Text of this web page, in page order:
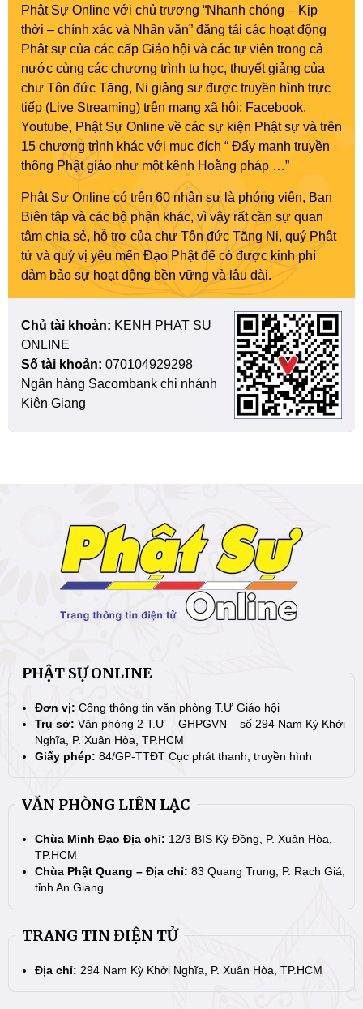
Phật Sự Online với chủ trương “Nhanh chóng – Kịp
thời – chính xác và Nhân văn” đăng tải các hoạt động
Phật sự của các cấp Giáo hội và các tự viện trong cả
nước cùng các chương trình tu học, thuyết giảng của
chư Tôn đức Tăng, Ni giảng sư được truyền hình trực
tiếp (Live Streaming) trên mạng xã hội: Facebook,
Youtube, Phật Sự Online về các sự kiện Phật sự và trên
15 chương trình khác với mục đích “ Đẩy mạnh truyền
thông Phật giáo như một kênh Hoằng pháp …”
Phật Sự Online có trên 60 nhân sự là phóng viên, Ban
Biên tập và các bộ phận khác, vì vậy rất cần sự quan
tâm chia sẻ, hỗ trợ của chư Tôn đức Tăng Ni, quý Phật
tử và quý vị yêu mến Đạo Phật để có được kinh phí
đảm bảo sự hoạt động bền vững và lâu dài.
Chủ tài khoản: KENH PHAT SU
ONLINE
Số tài khoản: 070104929298
Ngân hàng Sacombank chi nhánh
Kiên Giang
PHẬT SỰ ONLINE
Đơn vị: Cổng thông tin văn phòng T.Ư Giáo hội
Trụ sở: Văn phòng 2 T.Ư – GHPGVN – số 294 Nam Kỳ Khởi
Nghĩa, P. Xuân Hòa, TP.HCM
Giấy phép: 84/GP-TTĐT Cục phát thanh, truyền hình
VĂN PHÒNG LIÊN LẠC
Chùa Minh Đạo Địa chỉ: 12/3 BIS Kỳ Đồng, P. Xuân Hòa,
TP.HCM
Chùa Phật Quang – Địa chỉ: 83 Quang Trung, P. Rạch Giá,
tỉnh An Giang
TRANG TIN ĐIỆN TỬ
Địa chỉ: 294 Nam Kỳ Khởi Nghĩa, P. Xuân Hòa, TP.HCM